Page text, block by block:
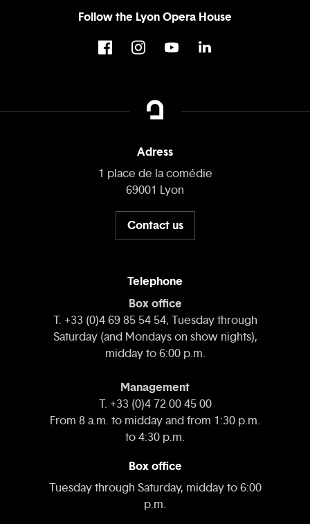
Follow the Lyon Opera House
Adress
1 place de la comédie
69001 Lyon
Contact us
Telephone
Box office
T. +33 (0)4 69 85 54 54, Tuesday through
Saturday (and Mondays on show nights),
midday to 6:00 p.m.
Management
T. +33 (0)4 72 00 45 00
From 8 a.m. to midday and from 1:30 p.m.
to 4:30 p.m.
Box office
Tuesday through Saturday, midday to 6:00
p.m.